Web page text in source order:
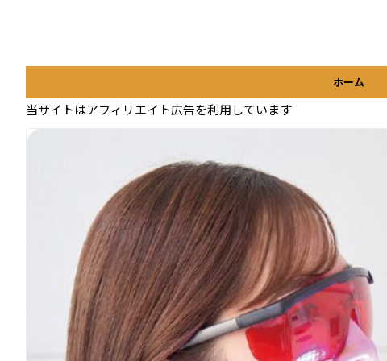
ホーム
当サイトはアフィリエイト広告を利用しています